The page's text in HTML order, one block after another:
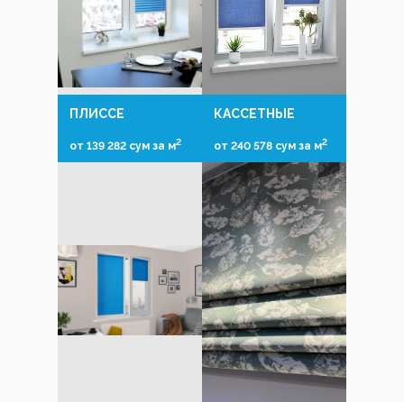
ПЛИССЕ
от 139 282 сум за м2
КАССЕТНЫЕ
от 240 578 сум за м2